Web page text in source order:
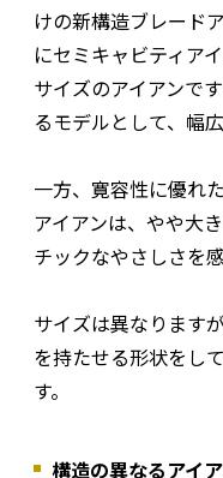
けの新構造ブレード
にセミキャビティア
サイズのアイアンで
るモデルとして、幅
一方、寛容性に優れ
アイアンは、やや大
チックなやさしさを
サイズは異なります
を持たせる形状をし
す。
構造の異なるアイ